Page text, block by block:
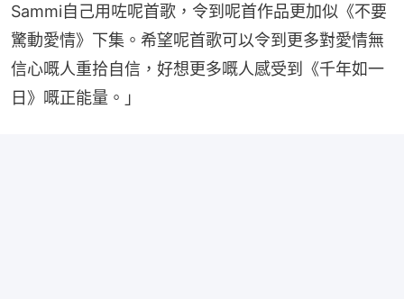
Sammi自己用咗呢首歌，令到呢首作品更加似《不要
驚動愛情》下集。希望呢首歌可以令到更多對愛情無
信心嘅人重拾自信，好想更多嘅人感受到《千年如一
日》嘅正能量。」